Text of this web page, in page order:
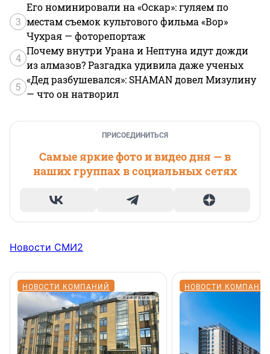
3
Его номинировали на «Оскар»: гуляем по
местам съемок культового фильма «Вор»
Чухрая — фоторепортаж
4
Почему внутри Урана и Нептуна идут дожди
из алмазов? Разгадка удивила даже ученых
5
«Дед разбушевался»: SHAMAN довел Мизулину
— что он натворил
ПРИСОЕДИНИТЬСЯ
Самые яркие фото и видео дня — в
наших группах в социальных сетях
Новости СМИ2
НОВОСТИ КОМПАНИЙ НОВОСТИ